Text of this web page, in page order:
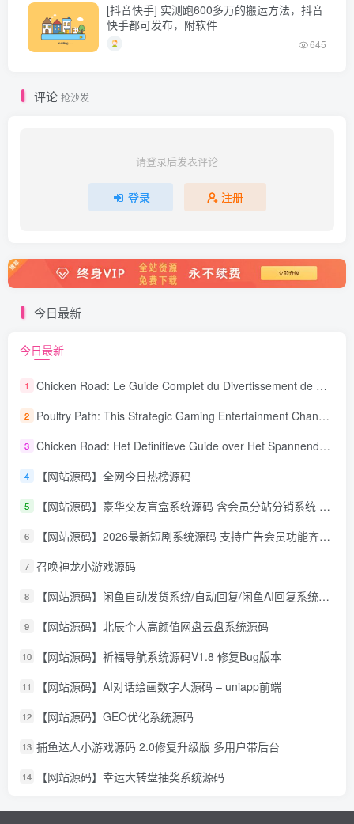
[抖音快手] 实测跑600多万的搬运方法，抖音
快手都可发布，附软件
645
评论 抢沙发
请登录后发表评论
登录 注册
今日最新
今日最新
1 Chicken Road: Le Guide Complet du Divertissement de Maison de Jeu Stratégique
2 Poultry Path: This Strategic Gaming Entertainment Changing Sequence Forecasting
3 Chicken Road: Het Definitieve Guide over Het Spannende Gokspel
4 【网站源码】全网今日热榜源码
5 【网站源码】豪华交友盲盒系统源码 含会员分站分销系统 可易支付
6 【网站源码】2026最新短剧系统源码 支持广告会员功能齐全短剧源码
7 召唤神龙小游戏源码
8 【网站源码】闲鱼自动发货系统/自动回复/闲鱼AI回复系统源码
9 【网站源码】北辰个人高颜值网盘云盘系统源码
10 【网站源码】祈福导航系统源码V1.8 修复Bug版本
11 【网站源码】AI对话绘画数字人源码 – uniapp前端
12 【网站源码】GEO优化系统源码
13 捕鱼达人小游戏源码 2.0修复升级版 多用户带后台
14 【网站源码】幸运大转盘抽奖系统源码